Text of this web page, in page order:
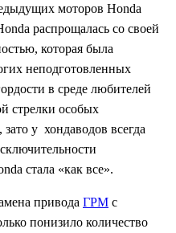
моторов Honda
распрощалась со своей
которая была
неподготовленных
в среде любителей
стрелки особых
у хондаводов всегда
стала «как все».
привода ГРМ с
понизило количество